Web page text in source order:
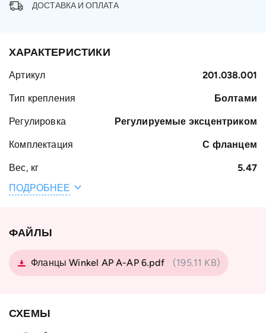
ДОСТАВКА И ОПЛАТА
ХАРАКТЕРИСТИКИ
Артикул 201.038.001
Тип крепления Болтами
Регулировка Регулируемые эксцентриком
Комплектация С фланцем
Вес, кг 5.47
Наружный
Тип профиля Standard 4 NbV
Тип
с фланцем
фланца
ПОДРОБНЕЕ
ФАЙЛЫ
Фланцы Winkel AP A-AP 6.pdf (195.11 KB)
СХЕМЫ